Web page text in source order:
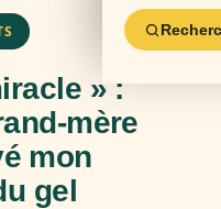
» :
mère
mon
gel